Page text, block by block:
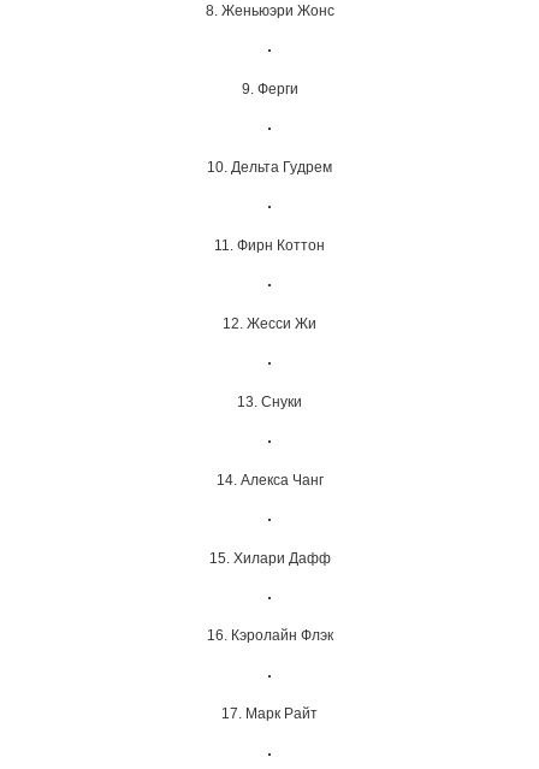
8. Женьюэри Жонс
9. Ферги
10. Дельта Гудрем
11. Фирн Коттон
12. Жесси Жи
13. Снуки
14. Алекса Чанг
15. Хилари Дафф
16. Кэролайн Флэк
17. Марк Райт